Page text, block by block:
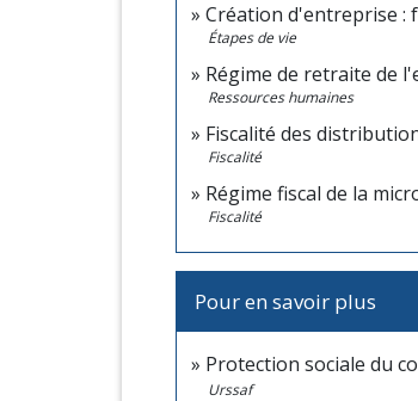
Création d'entreprise :
Étapes de vie
Régime de retraite de
Ressources humaines
Fiscalité des
Fiscalité
Régime fiscal de la
Fiscalité
Pour en savoir plus
Protection sociale du
Urssaf